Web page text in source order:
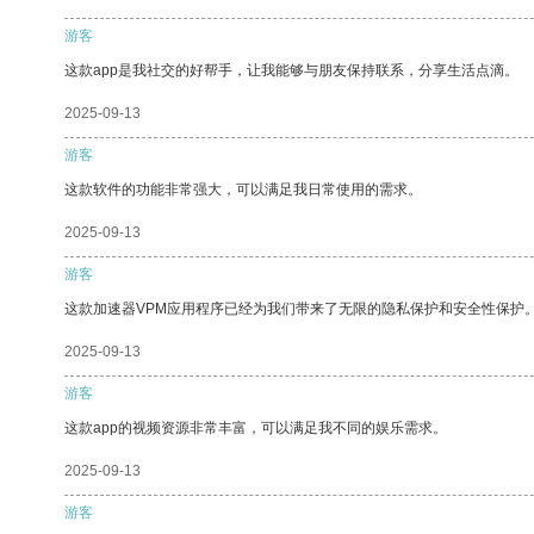
游客
这款app是我社交的好帮手，让我能够与朋友保持联系，分享生活点滴。
2025-09-13
游客
这款软件的功能非常强大，可以满足我日常使用的需求。
2025-09-13
游客
这款加速器VPM应用程序已经为我们带来了无限的隐私保护和安全性保护
2025-09-13
游客
这款app的视频资源非常丰富，可以满足我不同的娱乐需求。
2025-09-13
游客